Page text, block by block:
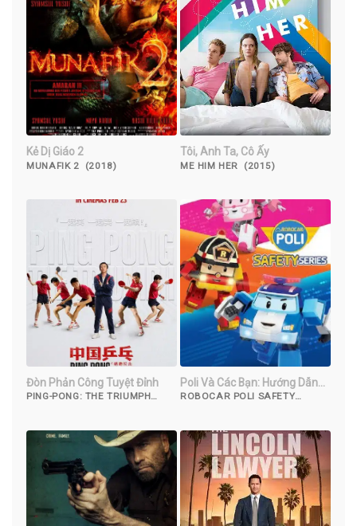
Kẻ Dị Giáo 2
MUNAFIK 2 (2018)
Tôi, Anh Ta, Cô Ấy
ME HIM HER (2015)
Đòn Phản Công Tuyệt Đỉnh
PING-PONG: THE TRIUMPH
Poli Và Các Bạn: Hướng Dẫn
An Toàn
ROBOCAR POLI SAFETY